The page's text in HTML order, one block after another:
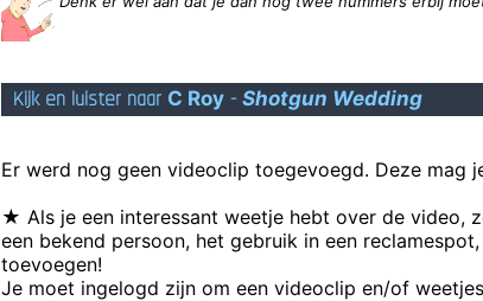
Het Nederlands Elftal heeft gisteren een weeshuis in de
Mocht Nederland nog niet in vieze
Kijk en luister naar C Roy - Shotgun Wedding
Er werd nog geen videoclip toegevoegd. Deze mag
★ Als je een interessant weetje hebt over de video,
een bekend persoon, het gebruik in een
toevoegen!
Je moet ingelogd zijn om een videoclip en/of